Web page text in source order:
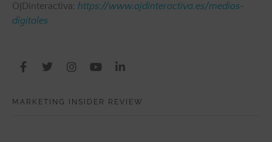
OJDinteractiva: https://www.ojdinteractiva.es/medios-
digitales
MARKETING INSIDER REVIEW